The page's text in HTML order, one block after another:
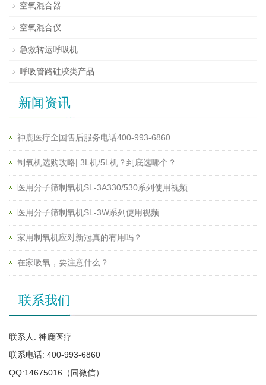
空氧混合器
空氧混合仪
急救转运呼吸机
呼吸管路硅胶类产品
新闻资讯
神鹿医疗全国售后服务电话400-993-6860
制氧机选购攻略| 3L机/5L机？到底选哪个？
医用分子筛制氧机SL-3A330/530系列使用视频
医用分子筛制氧机SL-3W系列使用视频
家用制氧机应对新冠真的有用吗？
在家吸氧，要注意什么？
联系我们
联系人: 神鹿医疗
联系电话: 400-993-6860
QQ:14675016（同微信）